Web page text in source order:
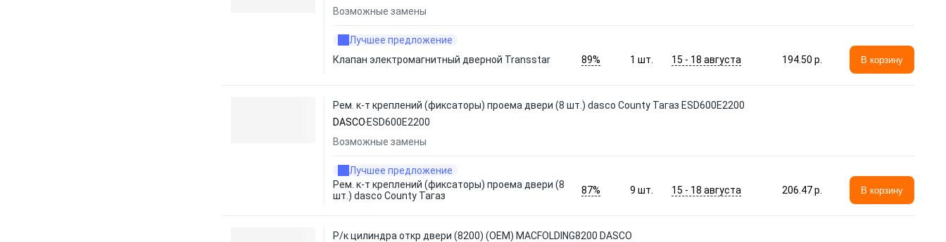
Возможные замены
Лучшее предложение
Клапан электромагнитный дверной Transstar
89% 1 шт. 15 - 18 августа 194.50 p. В корзину
Рем. к-т креплений (фиксаторы) проема двери (8 шт.) dasco County Тагаз ESD600E2200
DASCO ESD600E2200
Возможные замены
Лучшее предложение
Рем. к-т креплений (фиксаторы) проема двери (8
шт.) dasco County Тагаз
87% 9 шт. 15 - 18 августа 206.47 p. В корзину
Р/к цилиндра откр двери (8200) (OEM) MACFOLDING8200 DASCO